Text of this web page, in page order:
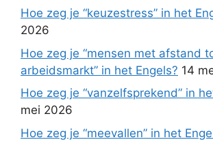
Hoe zeg je “keuzestress” in het
2026
Hoe zeg je “mensen met afstand
arbeidsmarkt” in het Engels? 14
Hoe zeg je “vanzelfsprekend” in
mei 2026
Hoe zeg je “meevallen” in het